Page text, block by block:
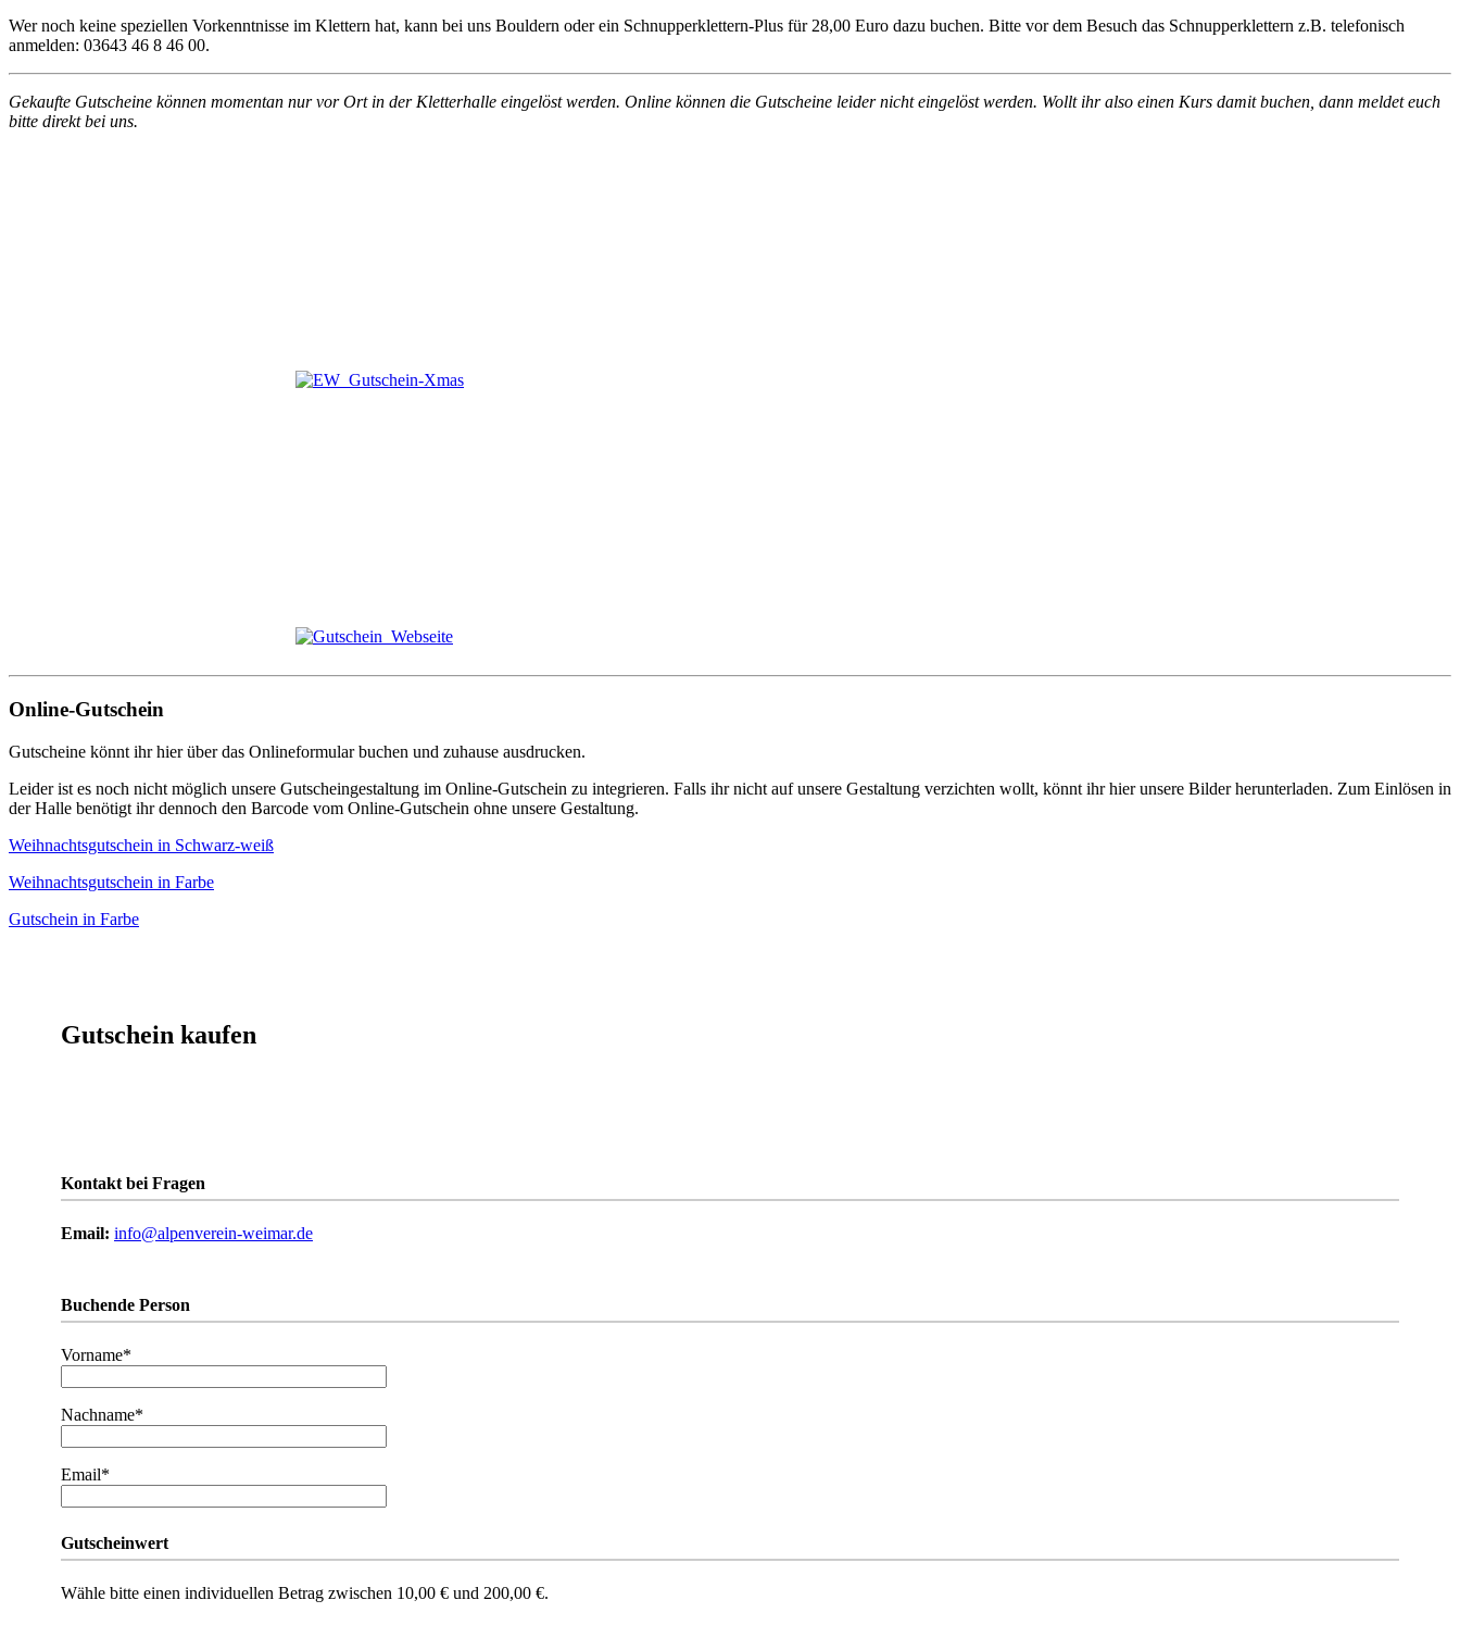
Wer noch keine speziellen Vorkenntnisse im Klettern hat, kann bei uns Bouldern oder ein Schnupperklettern-Plus für 28,00 Euro dazu buchen. Bitte vor dem Besuch das Schnupperklettern z.B. telefonisch
anmelden: 03643 46 8 46 00.
Gekaufte Gutscheine können momentan nur vor Ort in der Kletterhalle eingelöst werden. Online können die Gutscheine leider nicht eingelöst werden. Wollt ihr also einen Kurs damit buchen, dann meldet euch
bitte direkt bei uns.
Online-Gutschein
Gutscheine könnt ihr hier über das Onlineformular buchen und zuhause ausdrucken.
Leider ist es noch nicht möglich unsere Gutscheingestaltung im Online-Gutschein zu integrieren. Falls ihr nicht auf unsere Gestaltung verzichten wollt, könnt ihr hier unsere Bilder herunterladen. Zum Einlösen in
der Halle benötigt ihr dennoch den Barcode vom Online-Gutschein ohne unsere Gestaltung.
Weihnachtsgutschein in Schwarz-weiß
Weihnachtsgutschein in Farbe
Gutschein in Farbe
Gutschein kaufen
Kontakt bei Fragen
Email: info@alpenverein-weimar.de
Buchende Person
Vorname*
Nachname*
Email*
Gutscheinwert
Wähle bitte einen individuellen Betrag zwischen 10,00 € und 200,00 €.